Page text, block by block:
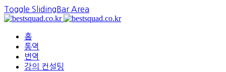
Toggle SlidingBar Area
홈
통역
번역
강의 컨설팅